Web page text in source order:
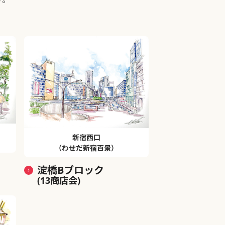
新宿西口
（わせだ新宿百景）
淀橋Bブロック
(13商店会)